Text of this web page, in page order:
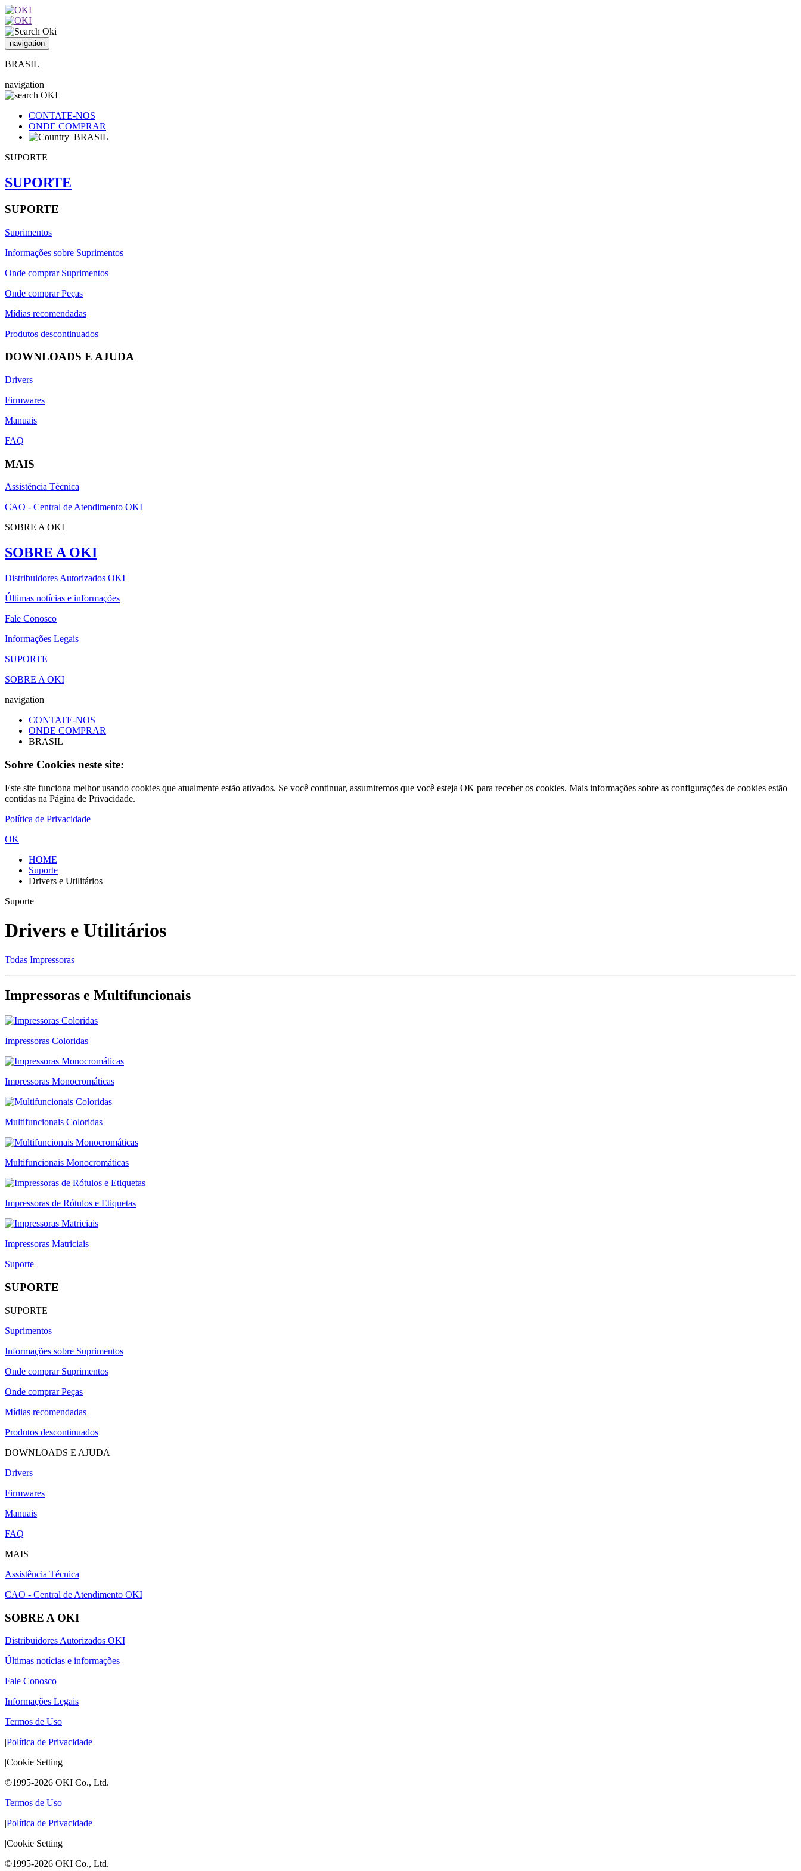
navigation
BRASIL
navigation
CONTATE-NOS
ONDE COMPRAR
BRASIL
SUPORTE
SUPORTE
SUPORTE
Suprimentos
Informações sobre Suprimentos
Onde comprar Suprimentos
Onde comprar Peças
Mídias recomendadas
Produtos descontinuados
DOWNLOADS E AJUDA
Drivers
Firmwares
Manuais
FAQ
MAIS
Assistência Técnica
CAO - Central de Atendimento OKI
SOBRE A OKI
SOBRE A OKI
Distribuidores Autorizados OKI
Últimas notícias e informações
Fale Conosco
Informações Legais
SUPORTE
SOBRE A OKI
navigation
CONTATE-NOS
ONDE COMPRAR
BRASIL
Sobre Cookies neste site:
Este site funciona melhor usando cookies que atualmente estão ativados. Se você continuar, assumiremos que você esteja OK para receber os cookies. Mais informações sobre as configurações de cookies estão
contidas na Página de Privacidade.
Política de Privacidade
OK
HOME
Suporte
Drivers e Utilitários
Suporte
Drivers e Utilitários
Todas Impressoras
Impressoras e Multifuncionais
Impressoras Coloridas
Impressoras Monocromáticas
Multifuncionais Coloridas
Multifuncionais Monocromáticas
Impressoras de Rótulos e Etiquetas
Impressoras Matriciais
Suporte
SUPORTE
SUPORTE
Suprimentos
Informações sobre Suprimentos
Onde comprar Suprimentos
Onde comprar Peças
Mídias recomendadas
Produtos descontinuados
DOWNLOADS E AJUDA
Drivers
Firmwares
Manuais
FAQ
MAIS
Assistência Técnica
CAO - Central de Atendimento OKI
SOBRE A OKI
Distribuidores Autorizados OKI
Últimas notícias e informações
Fale Conosco
Informações Legais
Termos de Uso
|Política de Privacidade
|Cookie Setting
©1995-2026 OKI Co., Ltd.
Termos de Uso
|Política de Privacidade
|Cookie Setting
©1995-2026 OKI Co., Ltd.